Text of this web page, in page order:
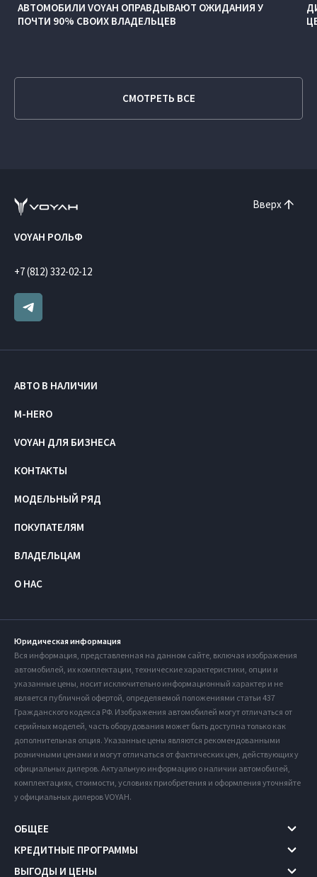
АВТОМОБИЛИ VOYAH ОПРАВДЫВАЮТ ОЖИДАНИЯ У
ПОЧТИ 90% СВОИХ ВЛАДЕЛЬЦЕВ
СМОТРЕТЬ ВСЕ
Вверх
VOYAH РОЛЬФ
+7 (812) 332-02-12
АВТО В НАЛИЧИИ
M-HERO
VOYAH ДЛЯ БИЗНЕСА
КОНТАКТЫ
МОДЕЛЬНЫЙ РЯД
ПОКУПАТЕЛЯМ
ВЛАДЕЛЬЦАМ
О НАС
Юридическая информация
Вся информация, представленная на данном сайте, включая изображения
автомобилей, их комплектации, технические характеристики, опции и
указанные цены, носит исключительно информационный характер и не
является публичной офертой, определяемой положениями статьи 437
Гражданского кодекса РФ. Изображения автомобилей могут отличаться от
серийных моделей, часть оборудования может быть доступна только как
дополнительная опция. Указанные цены являются рекомендованными
розничными ценами и могут отличаться от фактических цен, действующих у
официальных дилеров. Актуальную информацию о наличии автомобилей,
комплектациях, стоимости, условиях приобретения и оформления уточняйте
у официальных дилеров VOYAH.
ОБЩЕЕ
КРЕДИТНЫЕ ПРОГРАММЫ
ВЫГОДЫ И ЦЕНЫ